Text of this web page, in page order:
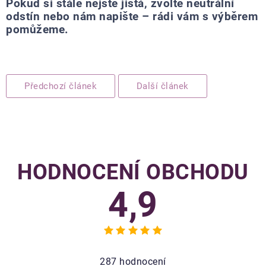
Pokud si stále nejste jistá, zvolte neutrální
odstín nebo nám napište – rádi vám s výběrem
pomůžeme.
Předchozí článek Další článek
HODNOCENÍ OBCHODU
4,9
Průměrné
287 hodnocení